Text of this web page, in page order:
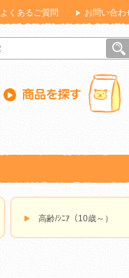
よくあるご質問 お問い合わ
高齢/ｼﾆｱ（10歳～）